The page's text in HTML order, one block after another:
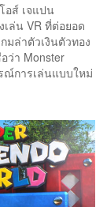
อส์ เจแปน
เล่น VR ที่ต่อยอด
มล่าตัวเงินตัวทอง
ว่า Monster
ณ์การเล่นแบบใหม่